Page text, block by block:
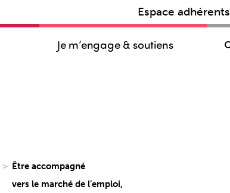
Espace adhérents
Je m’engage & soutiens
> Être accompagné
vers le marché de l’emploi,